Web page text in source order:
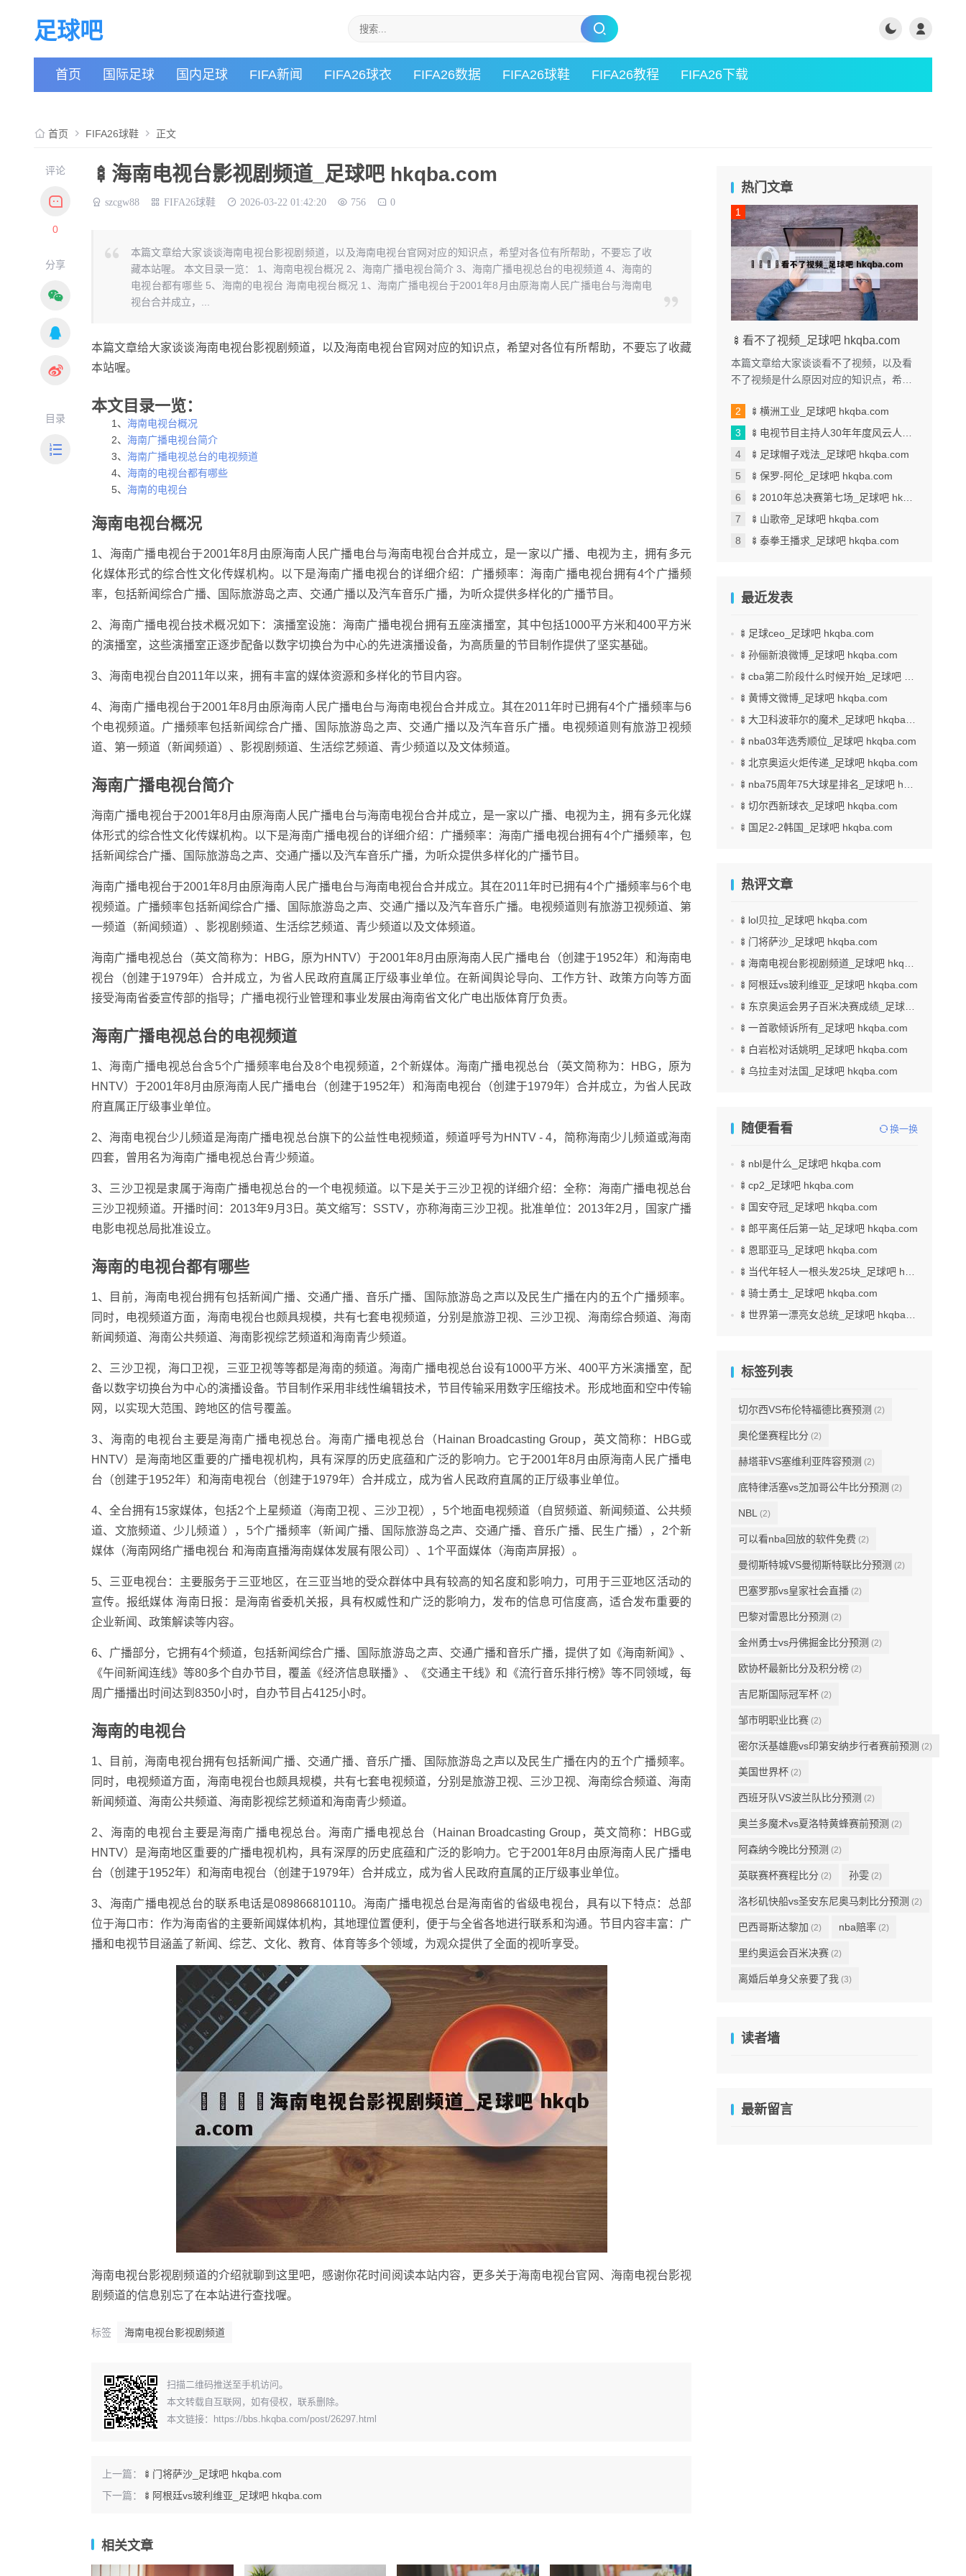
足球吧
首页 国际足球 国内足球 FIFA新闻 FIFA26球衣 FIFA26数据 FIFA26球鞋 FIFA26教程 FIFA26下载
首页 FIFA26球鞋 正文
评论
0
分享
目录
🍢海南电视台影视剧频道_足球吧 hkqba.com
szcgw88 FIFA26球鞋 2026-03-22 01:42:20 756 0
本篇文章给大家谈谈海南电视台影视剧频道，以及海南电视台官网对应的知识点，希望对各位有所帮助，不要忘了收
藏本站喔。 本文目录一览： 1、海南电视台概况 2、海南广播电视台简介 3、海南广播电视总台的电视频道 4、海南的
电视台都有哪些 5、海南的电视台 海南电视台概况 1、海南广播电视台于2001年8月由原海南人民广播电台与海南电
视台合并成立，...
本篇文章给大家谈谈海南电视台影视剧频道，以及海南电视台官网对应的知识点，希望对各位有所帮助，不要忘了收藏
本站喔。
本文目录一览：
1、 海南电视台概况
2、 海南广播电视台简介
3、 海南广播电视总台的电视频道
4、 海南的电视台都有哪些
5、 海南的电视台
海南电视台概况
1、海南广播电视台于2001年8月由原海南人民广播电台与海南电视台合并成立，是一家以广播、电视为主，拥有多元
化媒体形式的综合性文化传媒机构。以下是海南广播电视台的详细介绍：广播频率：海南广播电视台拥有4个广播频
率，包括新闻综合广播、国际旅游岛之声、交通广播以及汽车音乐广播，为听众提供多样化的广播节目。
2、海南广播电视台技术概况如下：演播室设施：海南广播电视台拥有五座演播室，其中包括1000平方米和400平方米
的演播室，这些演播室正逐步配备以数字切换台为中心的先进演播设备，为高质量的节目制作提供了坚实基础。
3、海南电视台自2011年以来，拥有丰富的媒体资源和多样化的节目内容。
4、海南广播电视台于2001年8月由原海南人民广播电台与海南电视台合并成立。其在2011年时已拥有4个广播频率与6
个电视频道。广播频率包括新闻综合广播、国际旅游岛之声、交通广播以及汽车音乐广播。电视频道则有旅游卫视频
道、第一频道（新闻频道）、影视剧频道、生活综艺频道、青少频道以及文体频道。
海南广播电视台简介
海南广播电视台于2001年8月由原海南人民广播电台与海南电视台合并成立，是一家以广播、电视为主，拥有多元化媒
体形式的综合性文化传媒机构。以下是海南广播电视台的详细介绍：广播频率：海南广播电视台拥有4个广播频率，包
括新闻综合广播、国际旅游岛之声、交通广播以及汽车音乐广播，为听众提供多样化的广播节目。
海南广播电视台于2001年8月由原海南人民广播电台与海南电视台合并成立。其在2011年时已拥有4个广播频率与6个电
视频道。广播频率包括新闻综合广播、国际旅游岛之声、交通广播以及汽车音乐广播。电视频道则有旅游卫视频道、第
一频道（新闻频道）、影视剧频道、生活综艺频道、青少频道以及文体频道。
海南广播电视总台（英文简称为：HBG，原为HNTV）于2001年8月由原海南人民广播电台（创建于1952年）和海南电
视台（创建于1979年）合并成立，为省人民政府直属正厅级事业单位。在新闻舆论导向、工作方针、政策方向等方面
接受海南省委宣传部的指导；广播电视行业管理和事业发展由海南省文化广电出版体育厅负责。
海南广播电视总台的电视频道
1、海南广播电视总台含5个广播频率电台及8个电视频道，2个新媒体。海南广播电视总台（英文简称为：HBG，原为
HNTV）于2001年8月由原海南人民广播电台（创建于1952年）和海南电视台（创建于1979年）合并成立，为省人民政
府直属正厅级事业单位。
2、海南电视台少儿频道是海南广播电视总台旗下的公益性电视频道，频道呼号为HNTV - 4，简称海南少儿频道或海南
四套，曾用名为海南广播电视总台青少频道。
3、三沙卫视是隶属于海南广播电视总台的一个电视频道。以下是关于三沙卫视的详细介绍：全称：海南广播电视总台
三沙卫视频道。开播时间：2013年9月3日。英文缩写：SSTV，亦称海南三沙卫视。批准单位：2013年2月，国家广播
电影电视总局批准设立。
海南的电视台都有哪些
1、目前，海南电视台拥有包括新闻广播、交通广播、音乐广播、国际旅游岛之声以及民生广播在内的五个广播频率。
同时，电视频道方面，海南电视台也颇具规模，共有七套电视频道，分别是旅游卫视、三沙卫视、海南综合频道、海南
新闻频道、海南公共频道、海南影视综艺频道和海南青少频道。
2、三沙卫视，海口卫视，三亚卫视等等都是海南的频道。海南广播电视总台设有1000平方米、400平方米演播室，配
备以数字切换台为中心的演播设备。节目制作采用非线性编辑技术，节目传输采用数字压缩技术。形成地面和空中传输
网，以实现大范围、跨地区的信号覆盖。
3、海南的电视台主要是海南广播电视总台。海南广播电视总台（Hainan Broadcasting Group，英文简称：HBG或
HNTV）是海南地区重要的广播电视机构，具有深厚的历史底蕴和广泛的影响力。它于2001年8月由原海南人民广播电
台（创建于1952年）和海南电视台（创建于1979年）合并成立，成为省人民政府直属的正厅级事业单位。
4、全台拥有15家媒体，包括2个上星频道（海南卫视 、三沙卫视），5个地面电视频道（自贸频道、新闻频道、公共频
道、文旅频道、少儿频道 ），5个广播频率（新闻广播、国际旅游岛之声、交通广播、音乐广播、民生广播），2个新
媒体（海南网络广播电视台 和海南直播海南媒体发展有限公司）、1个平面媒体（海南声屏报）。
5、三亚电视台：主要服务于三亚地区，在三亚当地的受众群体中具有较高的知名度和影响力，可用于三亚地区活动的
宣传。报纸媒体 海南日报：是海南省委机关报，具有权威性和广泛的影响力，发布的信息可信度高，适合发布重要的
企业新闻、政策解读等内容。
6、广播部分，它拥有4个频道，包括新闻综合广播、国际旅游岛之声、交通广播和音乐广播，提供了如《海南新闻》、
《午间新闻连线》等80多个自办节目，覆盖《经济信息联播》、《交通主干线》和《流行音乐排行榜》等不同领域，每
周广播播出时间达到8350小时，自办节目占4125小时。
海南的电视台
1、目前，海南电视台拥有包括新闻广播、交通广播、音乐广播、国际旅游岛之声以及民生广播在内的五个广播频率。
同时，电视频道方面，海南电视台也颇具规模，共有七套电视频道，分别是旅游卫视、三沙卫视、海南综合频道、海南
新闻频道、海南公共频道、海南影视综艺频道和海南青少频道。
2、海南的电视台主要是海南广播电视总台。海南广播电视总台（Hainan Broadcasting Group，英文简称：HBG或
HNTV）是海南地区重要的广播电视机构，具有深厚的历史底蕴和广泛的影响力。它于2001年8月由原海南人民广播电
台（创建于1952年）和海南电视台（创建于1979年）合并成立，成为省人民政府直属的正厅级事业单位。
3、海南广播电视总台的联系电话是089866810110。海南广播电视总台是海南省的省级电视台，具有以下特点：总部
位于海口市：作为海南省的主要新闻媒体机构，其地理位置便利，便于与全省各地进行联系和沟通。节目内容丰富：广
播和电视节目涵盖了新闻、综艺、文化、教育、体育等多个领域，为观众提供了全面的视听享受。
海南电视台影视剧频道的介绍就聊到这里吧，感谢你花时间阅读本站内容，更多关于海南电视台官网、海南电视台影视
剧频道的信息别忘了在本站进行查找喔。
标签 海南电视台影视剧频道
​扫描二维码推送至手机访问。
本文转载自互联网，如有侵权，联系删除。
本文链接：
https://bbs.hkqba.com/post/26297.html
上一篇：
🍢门将萨沙_足球吧 hkqba.com
下一篇：
🍢阿根廷vs玻利维亚_足球吧 hkqba.com
相关文章
热门文章
🍢看不了视频_足球吧 hkqba.com
本篇文章给大家谈谈看不了视频，以及看
不了视频是什么原因对应的知识点，希望
本文目录一览： 1、我手机...
🍢横洲工业_足球吧 hkqba.com
🍢电视节目主持人30年年度风云人物_足球吧 hkqba.com
🍢足球帽子戏法_足球吧 hkqba.com
🍢保罗-阿伦_足球吧 hkqba.com
🍢2010年总决赛第七场_足球吧 hkqba.com
🍢山歌帝_足球吧 hkqba.com
🍢泰拳王播求_足球吧 hkqba.com
最近发表
🍢足球ceo_足球吧 hkqba.com
🍢孙俪新浪微博_足球吧 hkqba.com
🍢cba第二阶段什么时候开始_足球吧 hkqba.com
🍢黄博文微博_足球吧 hkqba.com
🍢大卫科波菲尔的魔术_足球吧 hkqba.com
🍢nba03年选秀顺位_足球吧 hkqba.com
🍢北京奥运火炬传递_足球吧 hkqba.com
🍢nba75周年75大球星排名_足球吧 hkqba.com
🍢切尔西新球衣_足球吧 hkqba.com
🍢国足2-2韩国_足球吧 hkqba.com
热评文章
🍢lol贝拉_足球吧 hkqba.com
🍢门将萨沙_足球吧 hkqba.com
🍢海南电视台影视剧频道_足球吧 hkqba.com
🍢阿根廷vs玻利维亚_足球吧 hkqba.com
🍢东京奥运会男子百米决赛成绩_足球吧 hkqba.com
🍢一首歌倾诉所有_足球吧 hkqba.com
🍢白岩松对话姚明_足球吧 hkqba.com
🍢乌拉圭对法国_足球吧 hkqba.com
随便看看 换一换
🍢nbl是什么_足球吧 hkqba.com
🍢cp2_足球吧 hkqba.com
🍢国安夺冠_足球吧 hkqba.com
🍢郎平离任后第一站_足球吧 hkqba.com
🍢恩耶亚马_足球吧 hkqba.com
🍢当代年轻人一根头发25块_足球吧 hkqba.com
🍢骑士勇士_足球吧 hkqba.com
🍢世界第一漂亮女总统_足球吧 hkqba.com
标签列表
切尔西VS布伦特福德比赛预测 (2)
奥伦堡赛程比分 (2)
赫塔菲VS塞维利亚阵容预测 (2)
底特律活塞vs芝加哥公牛比分预测 (2)
NBL (2)
可以看nba回放的软件免费 (2)
曼彻斯特城VS曼彻斯特联比分预测 (2)
巴塞罗那vs皇家社会直播 (2)
巴黎对雷恩比分预测 (2)
金州勇士vs丹佛掘金比分预测 (2)
欧协杯最新比分及积分榜 (2)
吉尼斯国际冠军杯 (2)
邹市明职业比赛 (2)
密尔沃基雄鹿vs印第安纳步行者赛前预测 (2)
美国世界杯 (2)
西班牙队VS波兰队比分预测 (2)
奥兰多魔术vs夏洛特黄蜂赛前预测 (2)
阿森纳今晚比分预测 (2)
英联赛杯赛程比分 (2) 孙雯 (2)
洛杉矶快船vs圣安东尼奥马刺比分预测 (2)
巴西哥斯达黎加 (2) nba赔率 (2)
里约奥运会百米决赛 (2)
离婚后单身父亲要了我 (3)
读者墙
最新留言